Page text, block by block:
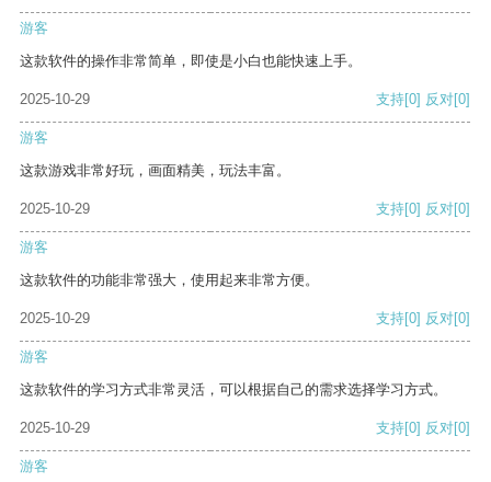
游客
这款软件的操作非常简单，即使是小白也能快速上手。
2025-10-29 支持[0] 反对[0]
游客
这款游戏非常好玩，画面精美，玩法丰富。
2025-10-29 支持[0] 反对[0]
游客
这款软件的功能非常强大，使用起来非常方便。
2025-10-29 支持[0] 反对[0]
游客
这款软件的学习方式非常灵活，可以根据自己的需求选择学习方式。
2025-10-29 支持[0] 反对[0]
游客